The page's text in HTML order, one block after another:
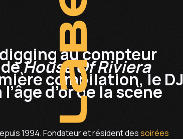
label
au compteur
House Of Riviera
compilation, le DJ
d’or de la scène
1994. Fondateur et résident dessoirées